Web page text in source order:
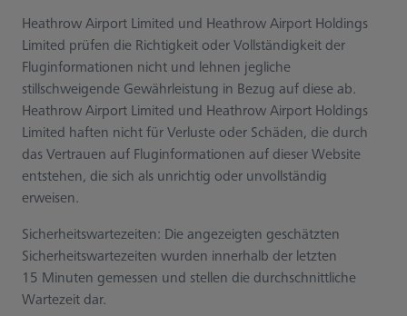
Heathrow Airport Limited und Heathrow Airport Holdings
Limited prüfen die Richtigkeit oder Vollständigkeit der
Fluginformationen nicht und lehnen jegliche
stillschweigende Gewährleistung in Bezug auf diese ab.
Heathrow Airport Limited und Heathrow Airport Holdings
Limited haften nicht für Verluste oder Schäden, die durch
das Vertrauen auf Fluginformationen auf dieser Website
entstehen, die sich als unrichtig oder unvollständig
erweisen.
Sicherheitswartezeiten: Die angezeigten geschätzten
Sicherheitswartezeiten wurden innerhalb der letzten
15 Minuten gemessen und stellen die durchschnittliche
Wartezeit dar.